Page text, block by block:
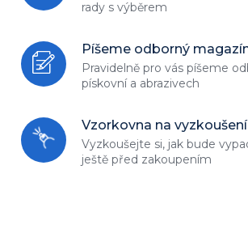
rady s výběrem
Píšeme odborný
Pravidelně pro vás píšeme
pískovní a abrazivech
Vzorkovna na vyzkoušení
Vyzkoušejte si, jak bude
ještě před zakoupením